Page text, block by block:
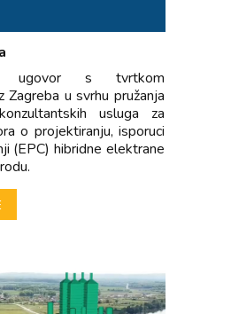
ugovor s tvrtkom
u svrhu pružanja
usluga za
o projektiranju, isporuci
(EPC) hibridne elektrane